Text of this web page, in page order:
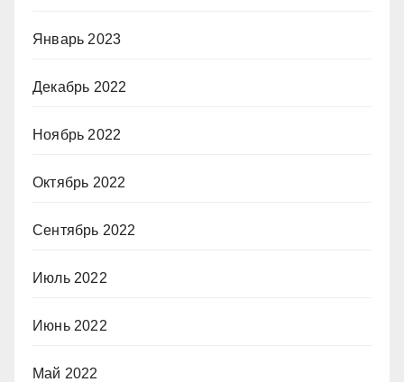
Январь 2023
Декабрь 2022
Ноябрь 2022
Октябрь 2022
Сентябрь 2022
Июль 2022
Июнь 2022
Май 2022